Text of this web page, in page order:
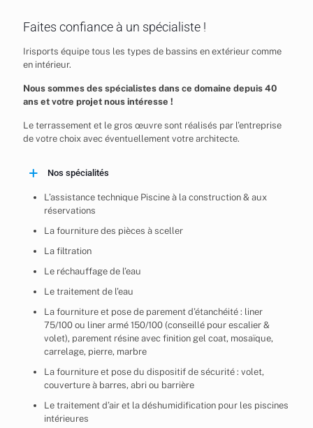
Faites confiance à un spécialiste !
Irisports équipe tous les types de bassins en extérieur comme
en intérieur.
Nous sommes des spécialistes dans ce domaine depuis 40
ans et votre projet nous intéresse !
Le terrassement et le gros œuvre sont réalisés par l’entreprise
de votre choix avec éventuellement votre architecte.
Nos spécialités
L’assistance technique Piscine à la construction & aux
réservations
La fourniture des pièces à sceller
La filtration
Le réchauffage de l’eau
Le traitement de l’eau
La fourniture et pose de parement d’étanchéité : liner
75/100 ou liner armé 150/100 (conseillé pour escalier &
volet), parement résine avec finition gel coat, mosaïque,
carrelage, pierre, marbre
La fourniture et pose du dispositif de sécurité : volet,
couverture à barres, abri ou barrière
Le traitement d’air et la déshumidification pour les piscines
intérieures